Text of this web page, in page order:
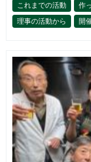
これまでの活動 作
理事の活動から
開